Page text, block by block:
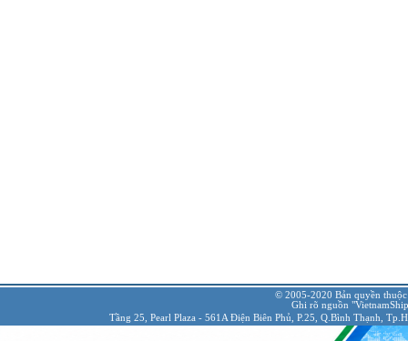
© 2005-2020 Bản quyền
Ghi rõ nguồn
Tầng 25, Pearl Plaza - 561A Điện Biên Phủ, P.25, Q.Bình Thạnh,